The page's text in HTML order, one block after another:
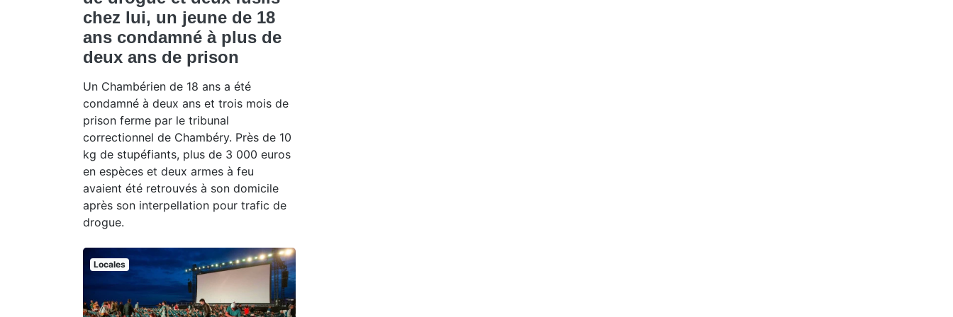
chez lui, un jeune de 18
ans condamné à plus de
deux ans de prison
Un Chambérien de 18 ans a été
condamné à deux ans et trois mois de
prison ferme par le tribunal
correctionnel de Chambéry. Près de 10
kg de stupéfiants, plus de 3 000 euros
en espèces et deux armes à feu
avaient été retrouvés à son domicile
après son interpellation pour trafic de
drogue.
Locales